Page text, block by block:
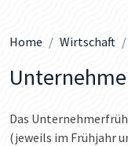
Home Wirtschaft
Das
(jeweils im Frühjahr